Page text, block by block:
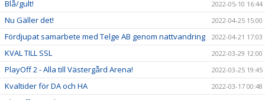
Blå/gult! 2022-05-10 16:44
Nu Gäller det! 2022-04-25 15:00
Fördjupat samarbete med Telge AB genom nattvandring 2022-04-21 17:03
KVAL TILL SSL 2022-03-29 12:00
PlayOff 2 - Alla till Västergård Arena! 2022-03-25 19:45
Kvaltider för DA och HA 2022-03-17 00:48